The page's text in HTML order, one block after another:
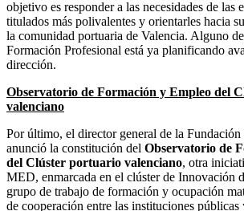
objetivo es responder a las necesidades de las
titulados más polivalentes y orientarles hacia
la comunidad portuaria de Valencia. Alguno
Formación Profesional está ya planificando
dirección.
Observatorio de Formación y Empleo del
valenciano
Por último, el director general de la Fundación
anunció la constitución del Observatorio de
del Clúster portuario valenciano, otra
MED, enmarcada en el clúster de Innovación
grupo de trabajo de formación y ocupación
de cooperación entre las instituciones